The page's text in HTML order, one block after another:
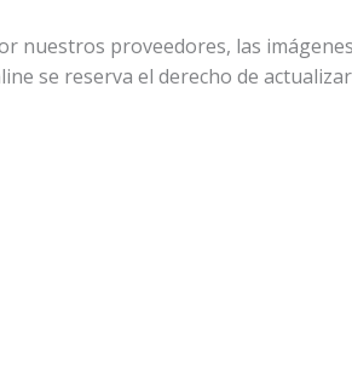
nuestros proveedores, las
se reserva el derecho de